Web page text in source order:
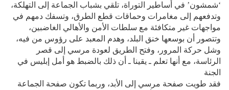
‘شمشون’ في أساطير التوراة، تلقي بشباب الجماعة إلى التهلكة،
وتدفعهم إلى مغامرات وحماقات قطع الطرق، وتسفك دمهم في
مواجهات غير متكافئة مع سلطات الأمن والأهالي الغاضبين،
وتتصور أن بوسعها خنق البلد، وهدم المعبد على رؤوس من فيه،
وشل حركة المرور، وفتح الطريق لعودة مرسي إلى قصر
الرئاسة، مع أنها تعلم ـ يقينا ـ أن ذلك بالضبط هو أمل إبليس في
الجنة
فقد طويت صفحة مرسي إلى الأبد، وربما تكون صفحة الجماعة